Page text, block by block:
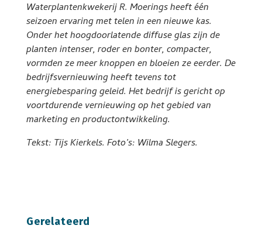
Waterplantenkwekerij R. Moerings heeft één
seizoen ervaring met telen in een nieuwe kas.
Onder het hoogdoorlatende diffuse glas zijn de
planten intenser, roder en bonter, compacter,
vormden ze meer knoppen en bloeien ze eerder. De
bedrijfsvernieuwing heeft tevens tot
energiebesparing geleid. Het bedrijf is gericht op
voortdurende vernieuwing op het gebied van
marketing en productontwikkeling.
Tekst: Tijs Kierkels. Foto’s: Wilma Slegers.
Gerelateerd